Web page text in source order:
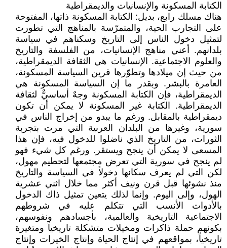
الكتابة المسكونة والإنسانيات والديمقراطية
هناك مسلك رابع، بديل: الكتابة المسكونة ذاتها، المفتوحة
على التجارب الحية، والمتمرّسة بالمناهج التي تطورت
لتمثيل دخول الناس إلى التاريخ وسكناهم في سياسة
بلدانهم. أعني مناهج الإنسانيات، من الفلسفة والتاريخ
والعلوم الاجتماعية. الإنسانيات هي الثقافة الديمقراطية،
من حيث إن ميلادها وتطوّرها قرين السياسة المسكونة،
العامرة بالبشر. وبقدر ما إن السياسة المسكونة هي
الديمقراطية، فإن الكتابة المسكونة وجهٌ أساسيٌّ لثقافة
الديمقراطية. الكتابة غير المسكونة لا يمكن أن تكون
ديمقراطية بالمقابل. ورغم ما يبدو من إخراج الناس في
سورية، وغيرها من البلدان العربية التي مرت بتجربة
الثورات، من التاريخ الذي ناضلوا للدخول فيه، فإن هذا
المسعى لا يمكن أن ينجح ويستقر. ورغم كل شيء فهو
لم ينجح في سورية التي تعرض مجتمعها لتحطيم مهول،
لكن التي لم يعرف سكانها دخولاً في السياسة والتاريخ
منذ نشوئها قبل قرن ونيف أكثر مما خلال اثني عشرية
الهول، وإلى اليوم. وإنما لذلك يتعين تمثيل ذاك الدخول
بالأدوات الأنسب التي تتكلم عليه في شروطهم
الاجتماعية التاريخية والعالمية، بأجسادهم ونفوسهم،
بكونهم حملة ذاكرات ومخيلات متشكلة تاريخياً ومتغيرة
تاريخياً، بمواقعهم في إنتاج الحياة وإنتاج الخيرات وإنتاج